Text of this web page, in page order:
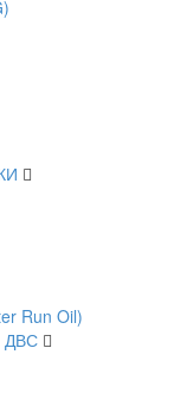
Run Oil)
ДВС